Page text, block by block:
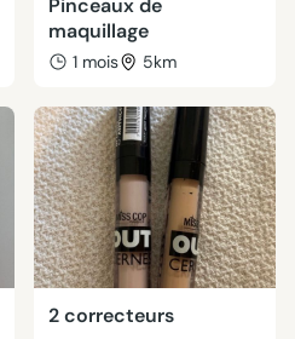
Pinceaux de
maquillage
1 mois 5km
2 correcteurs